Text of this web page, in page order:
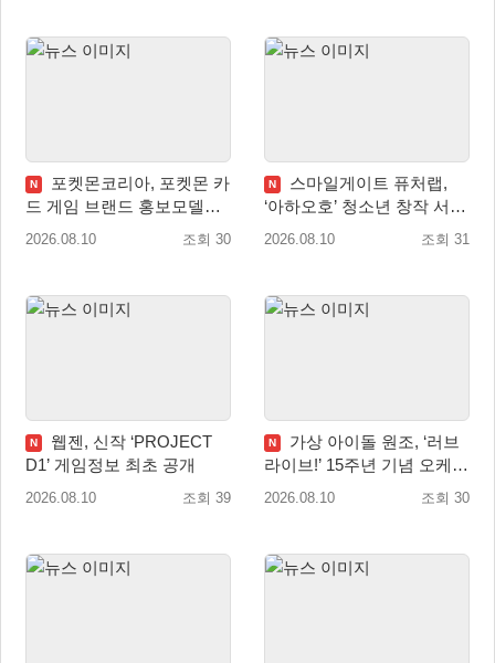
N
포켓몬코리아, 포켓몬 카
드 게임 브랜드 홍보모델로
배우 변우석 선정!
2026.08.10 조회 30
N
스마일게이트 퓨처랩,
‘아하오호’ 청소년 창작 서포
터즈 ‘아크크’ 1기 발족
2026.08.10 조회 31
N
웹젠, 신작 ‘PROJECT
D1’ 게임정보 최초 공개
2026.08.10 조회 39
N
가상 아이돌 원조, ‘러브
라이브!’ 15주년 기념 오케스
트라 콘서트 10월 5일 서울
2026.08.10 조회 30